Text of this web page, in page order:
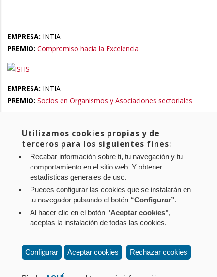
EMPRESA: INTIA
PREMIO: Compromiso hacia la Excelencia
EMPRESA: INTIA
PREMIO: Socios en Organismos y Asociaciones sectoriales
Paginación
Primera
página
« Primero
Página
anterior
‹ Anterior Page
1 Page
2
Página
actual
3
Page
Page
7 Page
Siguiente
página
Siguiente >
Última
página
Último »
Aviso legal Política de privacidad
Política de cookies
Contacto: Paseo de Sarasate nº 38, 2º Dcha - 31001
Pamplona (Navarra) Tel.: 848 42 08 72
Utilizamos cookies propias y de
terceros para los siguientes fines:
Recabar información sobre ti, tu navegación y tu
comportamiento en el sitio web. Y obtener
estadísticas generales de uso.
Puedes configurar las cookies que se instalarán en
tu navegador pulsando el botón “Configurar”.
Al hacer clic en el botón "Aceptar cookies",
aceptas la instalación de todas las cookies.
Configurar Aceptar cookies Rechazar cookies